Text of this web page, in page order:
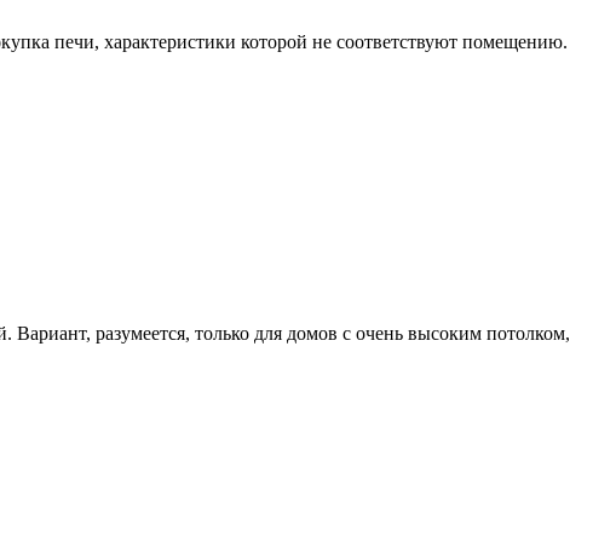
печи, характеристики которой не соответствуют помещению.
разумеется, только для домов с очень высоким потолком,